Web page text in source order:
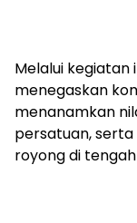
Melalui kegiatan
menegaskan
menanamkan
persatuan,
royong di